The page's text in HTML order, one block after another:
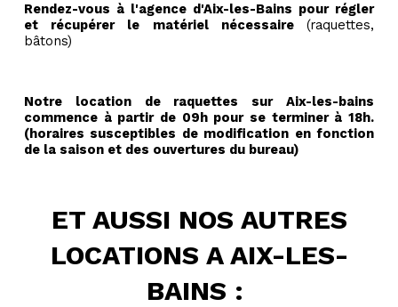
Rendez-vous à l'agence d'Aix-les-Bains pour régler
et récupérer le matériel nécessaire (raquettes,
bâtons)
Notre location de raquettes sur Aix-les-bains
commence à partir de 09h pour se terminer à 18h.
(horaires susceptibles de modification en fonction
de la saison et des ouvertures du bureau)
ET AUSSI NOS AUTRES
LOCATIONS A AIX-LES-
BAINS :